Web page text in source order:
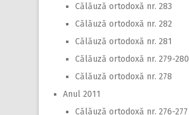
Călăuză ortodoxă nr. 283
Călăuză ortodoxă nr. 282
Călăuză ortodoxă nr. 281
Călăuză ortodoxă nr. 279-280
Călăuză ortodoxă nr. 278
Anul 2011
Călăuză ortodoxă nr. 276-277